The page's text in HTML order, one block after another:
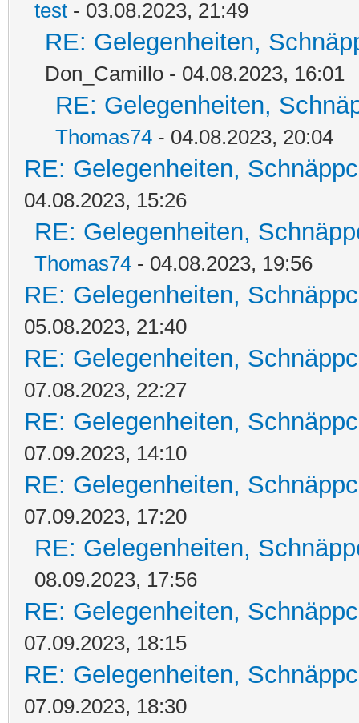
test - 03.08.2023, 21:49
RE: Gelegenheiten,
Don_Camillo - 04.08.2023, 16:01
RE: Gelegenheiten,
Thomas74 - 04.08.2023, 20:04
RE: Gelegenheiten,
04.08.2023, 15:26
RE: Gelegenheiten,
Thomas74 - 04.08.2023, 19:56
RE: Gelegenheiten,
05.08.2023, 21:40
RE: Gelegenheiten,
07.08.2023, 22:27
RE: Gelegenheiten,
07.09.2023, 14:10
RE: Gelegenheiten,
07.09.2023, 17:20
RE: Gelegenheiten,
08.09.2023, 17:56
RE: Gelegenheiten,
07.09.2023, 18:15
RE: Gelegenheiten,
07.09.2023, 18:30